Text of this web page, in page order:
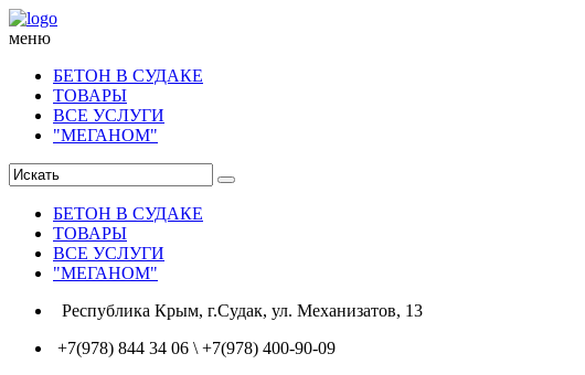
меню
БЕТОН В СУДАКЕ
ТОВАРЫ
ВСЕ УСЛУГИ
"МЕГАНОМ"
БЕТОН В СУДАКЕ
ТОВАРЫ
ВСЕ УСЛУГИ
"МЕГАНОМ"
Республика Крым, г.Судак, ул. Механизатов, 13
+7(978) 844 34 06 \ +7(978) 400-90-09